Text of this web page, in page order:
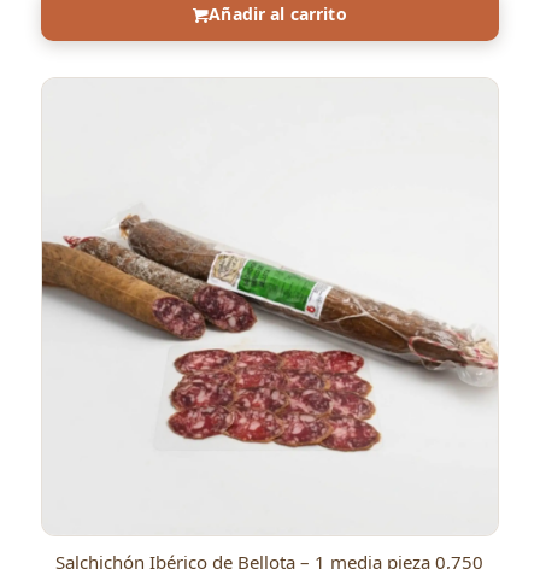
Añadir al carrito
Salchichón Ibérico de Bellota – 1 media pieza 0,750